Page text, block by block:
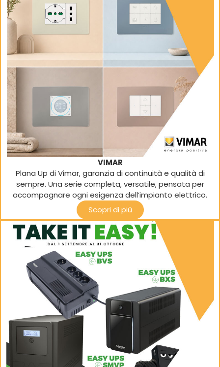
VIMAR
Plana Up di Vimar, garanzia di continuità e qualità di
sempre. Una serie completa, versatile, pensata per
accompagnare ogni esigenza dell’impianto elettrico.
Scopri di più